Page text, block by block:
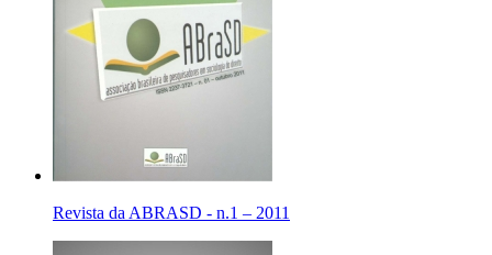
Revista da ABRASD - n.1 – 2011